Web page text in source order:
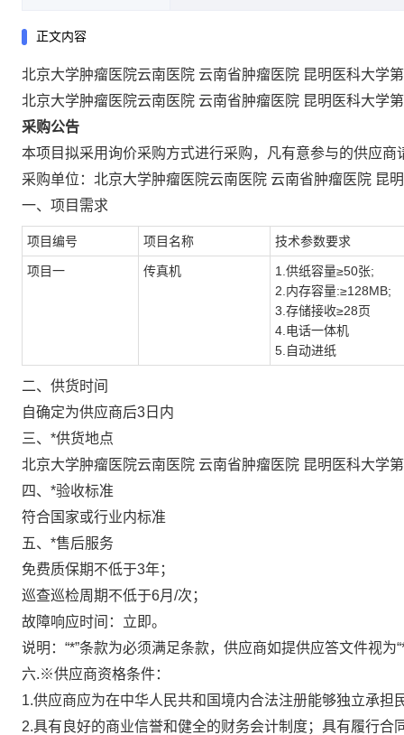
正文内容
北京大学肿瘤医院云南医院 云南省肿瘤医院 昆明医科大学
北京大学肿瘤医院云南医院 云南省肿瘤医院 昆明医科大学
采购公告
本项目拟采用询价采购方式进行采购，凡有意参与的供应
采购单位：北京大学肿瘤医院云南医院 云南省肿瘤医院 昆
一、项目需求
项目编号 项目名称 技术参数要求
项目一 传真机
1.供纸容量≥50张;
2.内存容量:≥128MB;
3.存储接收≥28页
4.电话一体机
5.自动进纸
二、供货时间
自确定为供应商后3日内
三、 *供货地点
北京大学肿瘤医院云南医院 云南省肿瘤医院 昆明医科大学
四、 *验收标准
符合国家或行业内标准
五、 *售后服务
免费质保期不低于3年；
巡查巡检周期不低于6月/次 ；
故障响应时间：立即。
说明： “*”条款为必须满足条款，供应商如提供应答文件视为
六.※供应商资格条件：
1.供应商应为在中华人民共和国境内合法注册能够独立承担
2.具有良好的商业信誉和健全的财务会计制度；具有履行合